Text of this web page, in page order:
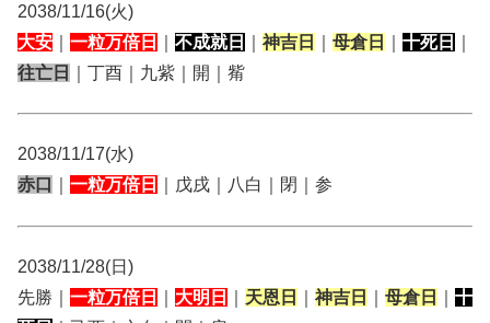
2038/11/16(火)
大安
一粒万倍日 不成就日 神吉日 母倉日 十死日
往亡日
｜丁酉｜九紫｜開｜觜
2038/11/17(水)
赤口
一粒万倍日 ｜戊戌｜八白｜閉｜参
2038/11/28(日)
先勝｜ 一粒万倍日 大明日 天恩日 神吉日 母倉日
十